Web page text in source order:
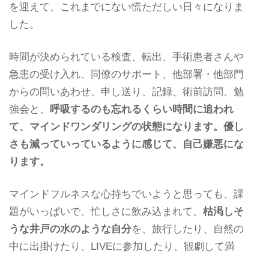
を迎えて、これまでにない慌ただしい日々になりま
した。
時間が決められている検査、転出、手術患者さんや
急患の受け入れ、同僚のサポート、他部署・他部門
からの問いあわせ、申し送り、記録、術前訪問、勉
強会と、
呼吸するのも忘れるくらい時間に追われ
て、マインドワンダリングの状態になります。優し
さも減っていっているように感じて、自己嫌悪にな
ります。
マインドフルネスな心持ちでいようと思っても、課
題がいっぱいで、忙しさに飲み込まれて、 枯渇しそ
うな井戸の水のような自分を、旅行したり、自然の
中に出掛けたり、LIVEに参加したり、観劇して満